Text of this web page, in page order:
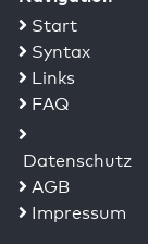
Start
Syntax
Links
FAQ
Datenschutz
AGB
Impressum